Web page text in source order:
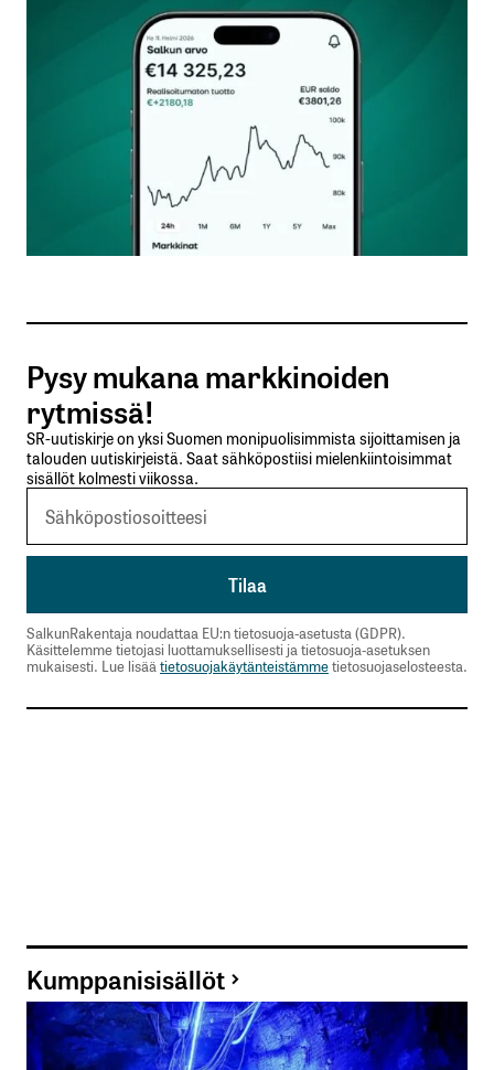
Kommentti*
Nimesi tai nimimerkkisi
Sähköpostiosoitteesi
Tilaa SalkunRakentajan uutiskirje
Lähetä kommentti
Pysy mukana markkinoiden
rytmissä!
SR-uutiskirje on yksi Suomen monipuolisimmista sijoittamisen ja
talouden uutiskirjeistä. Saat sähköpostiisi mielenkiintoisimmat
sisällöt kolmesti viikossa.
SalkunRakentaja noudattaa EU:n tietosuoja-asetusta (GDPR).
Käsittelemme tietojasi luottamuksellisesti ja tietosuoja-asetuksen
mukaisesti. Lue lisää tietosuojakäytänteistämmetietosuojaselosteesta.
Kumppanisisällöt